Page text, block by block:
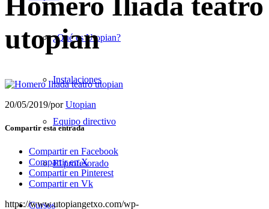
¿Qué es Utopian?
Instalaciones
Equipo directivo
El profesorado
Cursos
utopian
20/05/2019/porUtopian
Compartir esta entrada
Compartir en Facebook
Compartir en X
Compartir en Pinterest
Compartir en Vk
https://www.utopiangetxo.com/wp-